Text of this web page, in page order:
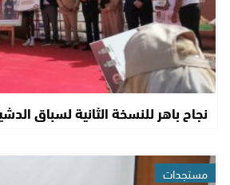
نجاح باهر للنسخة الثانية لسباق
مستجدات